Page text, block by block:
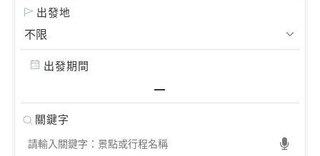
出發地
出發期間